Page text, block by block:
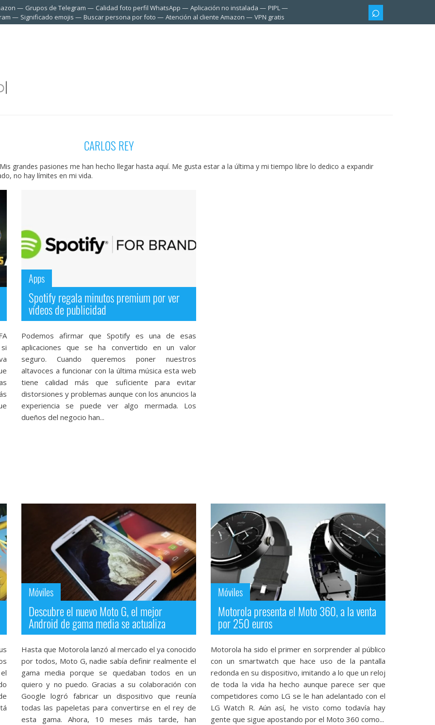
Grupos de Telegram Calidad foto perfil WhatsApp Aplicación no instalada
PIPL
Significado emojis Buscar persona por foto Atención al cliente Amazon VPN gratis
CARLOS REY
grandes pasiones me han hecho llegar hasta aquí. Me gusta estar a la última y mi tiempo libre lo dedico a expandir
no hay límites en mi vida.
Apps
Spotify regala minutos premium por ver
vídeos de publicidad
Podemos afirmar que Spotify es una de esas
aplicaciones que se ha convertido en un valor
seguro. Cuando queremos poner nuestros
altavoces a funcionar con la última música esta web
tiene calidad más que suficiente para evitar
distorsiones y problemas aunque con los anuncios la
experiencia se puede ver algo mermada. Los
dueños del negocio han...
Móviles
Descubre el nuevo Moto G, el mejor
Android de gama media se actualiza
Hasta que Motorola lanzó al mercado el ya conocido
por todos, Moto G, nadie sabía definir realmente el
gama media porque se quedaban todos en un
quiero y no puedo. Gracias a su colaboración con
Google logró fabricar un dispositivo que reunía
todas las papeletas para convertirse en el rey de
esta gama. Ahora, 10 meses más tarde, han
Móviles
Motorola presenta el Moto 360, a la venta
por 250 euros
Motorola ha sido el primer en sorprender al público
con un smartwatch que hace uso de la pantalla
redonda en su dispositivo, imitando a lo que un reloj
de toda la vida ha hecho aunque parece ser que
competidores como LG se le han adelantado con el
LG Watch R. Aún así, he visto como todavía hay
gente que sigue apostando por el Moto 360 como...